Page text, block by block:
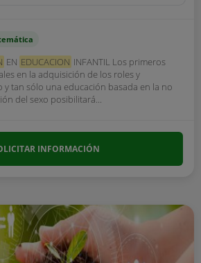
EN EDUCACION INFANTIL Los primeros
en la adquisición de los roles y
y tan sólo una educación basada en la no
del sexo posibilitará...
INFORMACIÓN